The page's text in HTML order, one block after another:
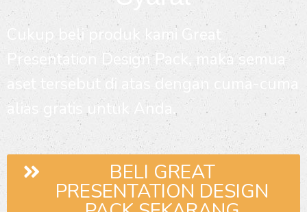
Cukup beli produk kami Great
Presentation Design Pack, maka semua
aset tersebut di atas dengan cuma-cuma
alias gratis untuk Anda.
BELI GREAT
PRESENTATION DESIGN